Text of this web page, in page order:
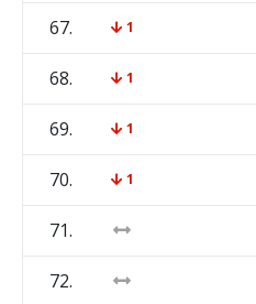
67. 1
68. 1
69. 1
70. 1
71.
72.